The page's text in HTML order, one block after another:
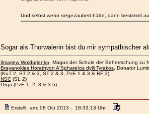
Und selbst wenn siegezaubert hätte, dann bestimmt
Sogar als Thorwalerin bist du mir sympathischer
Ilmarjew Woldurjenko, Magus der Schule der Beherrschung zu
Brayanokles Horathyon A'Sphareïos dylli Tyrakos, Donator
(KuT 2, ST 2 & 3, ST 2 & 3, PzE 1 & 3 & RF 3)
NSC(SL 2)
Orga (PzE 1, 2, 3 & 3.5)
Erstellt am: 08 Oct 2013 : 18:33:13 Uhr